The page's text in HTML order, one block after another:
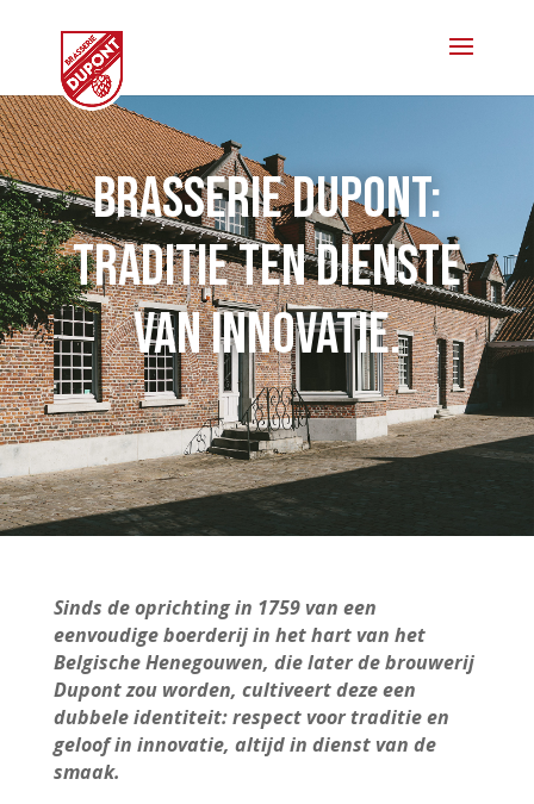
Brasserie Dupont:
traditie ten dienste
van innovatie.
Sinds de oprichting in 1759 van een
eenvoudige boerderij in het hart van het
Belgische Henegouwen, die later de brouwerij
Dupont zou worden, cultiveert deze een
dubbele identiteit: respect voor traditie en
geloof in innovatie, altijd in dienst van de
smaak.